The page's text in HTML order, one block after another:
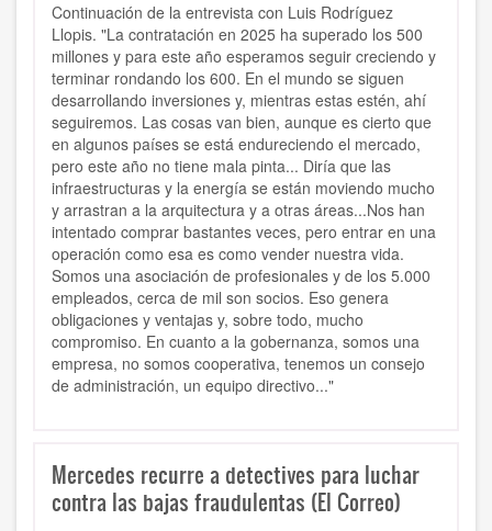
Continuación de la entrevista con Luis Rodríguez
Llopis. "La contratación en 2025 ha superado los 500
millones y para este año esperamos seguir creciendo y
terminar rondando los 600. En el mundo se siguen
desarrollando inversiones y, mientras estas estén, ahí
seguiremos. Las cosas van bien, aunque es cierto que
en algunos países se está endureciendo el mercado,
pero este año no tiene mala pinta... Diría que las
infraestructuras y la energía se están moviendo mucho
y arrastran a la arquitectura y a otras áreas...Nos han
intentado comprar bastantes veces, pero entrar en una
operación como esa es como vender nuestra vida.
Somos una asociación de profesionales y de los 5.000
empleados, cerca de mil son socios. Eso genera
obligaciones y ventajas y, sobre todo, mucho
compromiso. En cuanto a la gobernanza, somos una
empresa, no somos cooperativa, tenemos un consejo
de administración, un equipo directivo..."
Mercedes recurre a detectives para luchar
contra las bajas fraudulentas (El Correo)